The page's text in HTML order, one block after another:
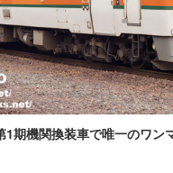
期機関換装車で唯一のワン